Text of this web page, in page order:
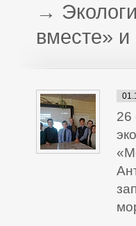
→
вместе»
26